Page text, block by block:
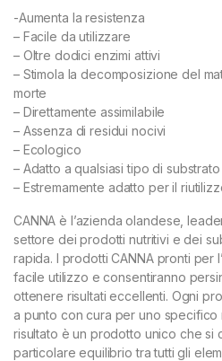
-Aumenta la resistenza
– Facile da utilizzare
– Oltre dodici enzimi attivi
– Stimola la decomposizione del
morte
– Direttamente assimilabile
– Assenza di residui nocivi
– Ecologico
– Adatto a qualsiasi tipo di substrato
– Estremamente adatto per il
CANNA è l’azienda olandese,
settore dei prodotti nutritivi e dei
rapida. I prodotti CANNA pronti per
facile utilizzo e consentiranno
ottenere risultati eccellenti. Ogni
a punto con cura per uno specifico
risultato è un prodotto unico che si
particolare equilibrio tra tutti gli